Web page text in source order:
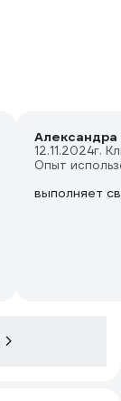
Александра
12.11.2024г.
Опыт
выполняет